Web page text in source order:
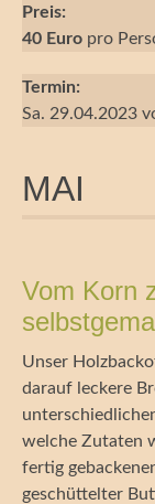
Preis:
40 Euro pro
Termin:
Sa. 29.04.2023
MAI
Vom Korn
Unser
darauf leckere
welche Zutaten
fertig
geschüttelter